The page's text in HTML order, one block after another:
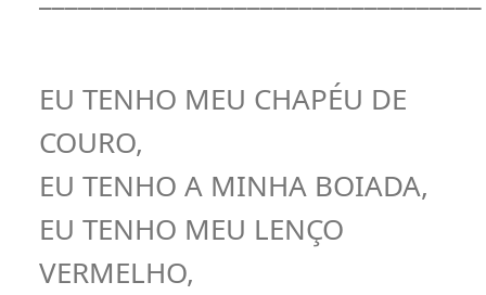
EU TENHO MEU CHAPÉU DE
COURO,
EU TENHO A MINHA BOIADA,
EU TENHO MEU LENÇO
VERMELHO,